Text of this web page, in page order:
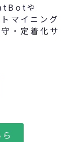
や
マイニング
・定着化サ